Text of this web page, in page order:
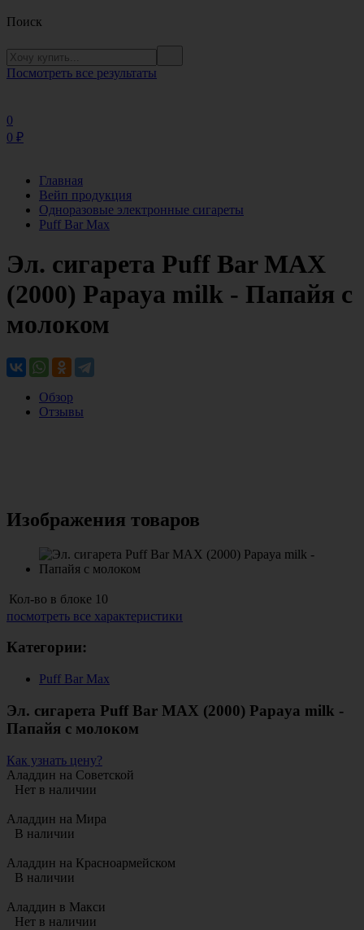
Поиск
Посмотреть все результаты
0
0 ₽
Главная
Вейп продукция
Одноразовые электронные сигареты
Puff Bar Max
Эл. сигарета Puff Bar MAX
(2000) Papaya milk - Папайя с
молоком
Обзор
Отзывы
Изображения товаров
Кол-во в блоке 10
посмотреть все характеристики
Категории:
Puff Bar Max
Эл. сигарета Puff Bar MAX (2000) Papaya milk -
Папайя с молоком
Как узнать цену?
Аладдин на Советской
Нет в наличии
Аладдин на Мира
В наличии
Аладдин на Красноармейском
В наличии
Аладдин в Макси
Нет в наличии